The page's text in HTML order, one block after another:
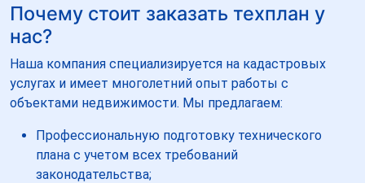
Почему стоит заказать техплан у
нас?
Наша компания специализируется на кадастровых
услугах и имеет многолетний опыт работы с
объектами недвижимости. Мы предлагаем:
Профессиональную подготовку технического
плана с учетом всех требований
законодательства;